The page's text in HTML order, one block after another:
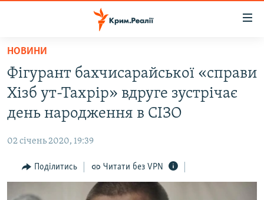
Перейти
основного
матеріалу
до
основної
Перейти
до
пошуку
ВОДА.КРИМ
ВІДЕО ТА ФОТО
БЛОГИ
ПОГЛЯД
НОВИНИ
Фігурант бахчисарайської «справи
Хізб ут-Тахрір» вдруге зустрічає
день народження в СІЗО
02 січень 2020, 19:39
Поділитись Читати без VPN